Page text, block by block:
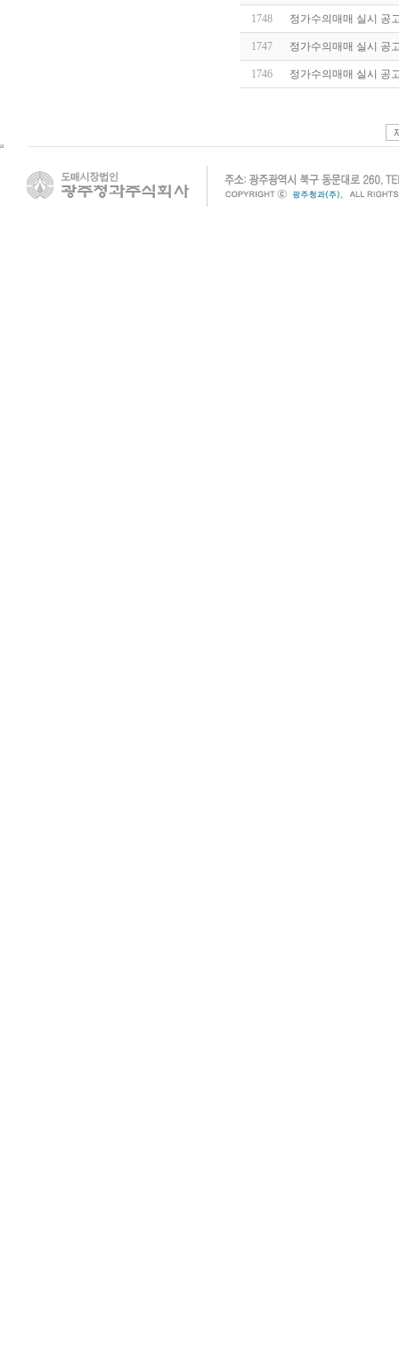
1748 정가수의매매 실시 공
1747 정가수의매매 실시 공
1746 정가수의매매 실시 공